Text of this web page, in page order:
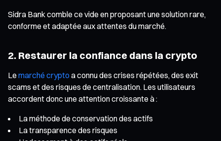
Sidra Bank comble ce vide en proposant une solution rare,
conforme et adaptée aux attentes du marché.
2. Restaurer la confiance dans la crypto
Le marché cryptoa connu des crises répétées, des exit
scams et des risques de centralisation. Les utilisateurs
accordent donc une attention croissante à :
La méthode de conservation des actifs
La transparence des risques